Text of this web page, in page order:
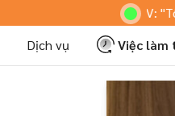
Hoteljob MV: "Tôi
Dịch vụ
Việc làm